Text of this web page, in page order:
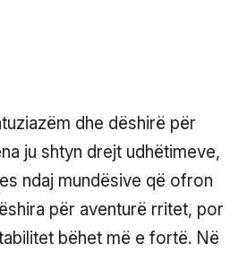
dhe dëshirë për
ju shtyn drejt udhëtimeve,
ndaj mundësive që ofron
për aventurë rritet, por
bëhet më e fortë. Në